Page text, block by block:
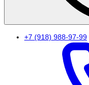
+7 (918) 988-97-99